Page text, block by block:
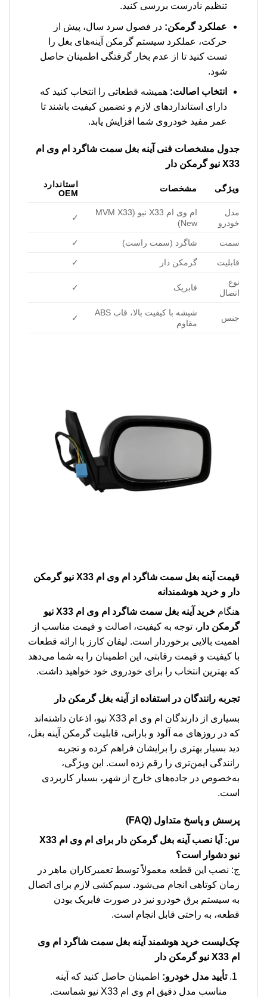
تنظیم نادرست بررسی کنید.
عملکرد گرمکن: در فصول سرد سال، پیش از
حرکت، عملکرد سیستم گرمکن آینه‌های بغل را
تست کنید تا از عدم بخار گرفتگی اطمینان حاصل
شود.
انتخاب اصالت: همیشه قطعاتی را انتخاب کنید که
دارای استانداردهای لازم و تضمین کیفیت باشند تا
عمر مفید خودروی شما افزایش یابد.
جدول مشخصات فنی آینه بغل سمت شاگرد ام وی ام
X33 نیو گرمکن دار
ویژگی مشخصات
استاندارد
OEM
مدل
خودرو
ام وی ام X33 نیو (MVM X33
New)
✓
سمت شاگرد (سمت راست) ✓
قابلیت گرمکن دار ✓
نوع
اتصال
فابریک ✓
جنس
شیشه با کیفیت بالا، قاب ABS
مقاوم
✓
قیمت آینه بغل سمت شاگرد ام وی ام X33 نیو گرمکن
دار و خرید هوشمندانه
هنگام
خرید آینه بغل سمت شاگرد ام وی ام X33 نیو
گرمکن دار ، توجه به کیفیت، اصالت و قیمت مناسب از
اهمیت بالایی برخوردار است. لیفان کارز با ارائه قطعات
با کیفیت و قیمت رقابتی، این اطمینان را به شما می‌دهد
که بهترین انتخاب را برای خودروی خود خواهید داشت.
تجربه رانندگان در استفاده از آینه بغل گرمکن دار
بسیاری از دارندگان ام وی ام X33 نیو، اذعان داشته‌اند
که در روزهای مه آلود و بارانی، قابلیت گرمکن آینه بغل،
دید بسیار بهتری را برایشان فراهم کرده و تجربه
رانندگی ایمن‌تری را رقم زده است. این ویژگی،
به‌خصوص در جاده‌های خارج از شهر، بسیار کاربردی
است.
پرسش و پاسخ متداول (FAQ)
س: آیا نصب آینه بغل گرمکن دار برای ام وی ام X33
نیو دشوار است؟
ج: نصب این قطعه معمولاً توسط تعمیرکاران ماهر در
زمان کوتاهی انجام می‌شود. سیم‌کشی لازم برای اتصال
به سیستم برق خودرو نیز در صورت فابریک بودن
قطعه، به راحتی قابل انجام است.
چک‌لیست خرید هوشمند آینه بغل سمت شاگرد ام وی
ام X33 نیو گرمکن دار
تأیید مدل خودرو: اطمینان حاصل کنید که آینه
مناسب مدل دقیق ام وی ام X33 نیو شماست.